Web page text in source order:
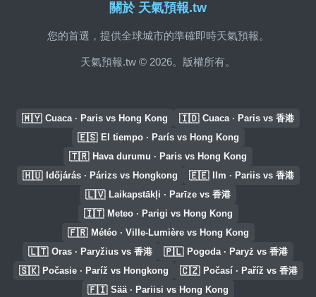
關於 天氣預報.tw
您的首選，提供全球城市的準確即時天氣預報。
天氣預報.tw © 2026。版權所有。
🇲🇾 Cuaca · Paris vs Hong Kong 🇮🇩 Cuaca · Paris vs 香港
🇪🇸 El tiempo · París vs Hong Kong
🇹🇷 Hava durumu · Paris vs Hong Kong
🇭🇺 Időjárás · Párizs vs Hongkong 🇪🇪 Ilm · Pariis vs 香港
🇱🇻 Laikapstākļi · Parīze vs 香港
🇮🇹 Meteo · Parigi vs Hong Kong
🇫🇷 Météo · Ville-Lumière vs Hong Kong
🇱🇹 Oras · Paryžius vs 香港 🇵🇱 Pogoda · Paryż vs 香港
🇸🇰 Počasie · Paríž vs Hongkong 🇨🇿 Počasí · Paříž vs 香港
🇫🇮 Sää · Pariisi vs Hong Kong